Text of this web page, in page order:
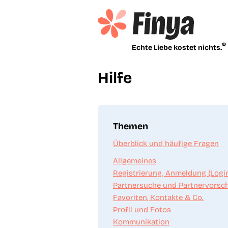
Echte Liebe kostet nichts.®
Hilfe
Themen
Überblick und häufige Fragen
Allgemeines
Registrierung, Anmeldung
Partnersuche und
Favoriten, Kontakte & Co.
Profil und Fotos
Kommunikation